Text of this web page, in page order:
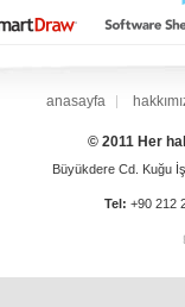
anasayfa
© 2011 Her
Büyükdere Cd. Kuğu
Tel: +90 212